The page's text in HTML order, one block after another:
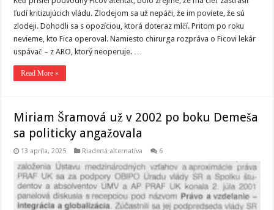
ľudí kritizujúcich vládu. Zlodejom sa už nepáči, že im poviete, že sú
zlodeji. Dohodli sa s opozíciou, ktorá doteraz mlčí. Pritom po roku
nevieme, kto Fica operoval. Namiesto chirurga rozpráva o Ficovi lekár
uspávač – z ARO, ktorý neoperuje. …
Read More »
Miriam Šramová už v 2002 po boku Demeša
sa politicky angažovala
13 apríla, 2025 Riadená alternatíva 6